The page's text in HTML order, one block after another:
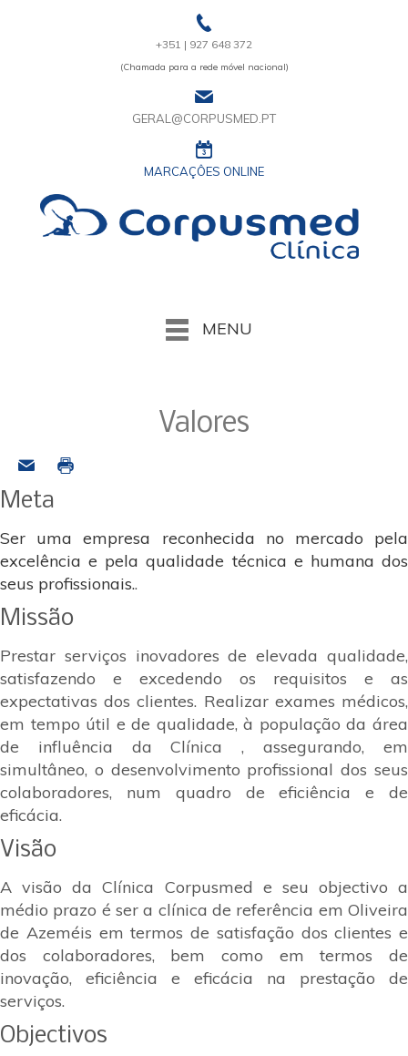
+351 | 927 648 372
(Chamada para a rede móvel nacional)
GERAL@CORPUSMED.PT
MARCAÇÔES ONLINE
MENU
Valores
Meta
Ser uma empresa reconhecida no mercado pela
excelência e pela qualidade técnica e humana dos
seus profissionais..
Missão
Prestar serviços inovadores de elevada qualidade,
satisfazendo e excedendo os requisitos e as
expectativas dos clientes. Realizar exames médicos,
em tempo útil e de qualidade, à população da área
de influência da Clínica , assegurando, em
simultâneo, o desenvolvimento profissional dos seus
colaboradores, num quadro de eficiência e de
eficácia.
Visão
A visão da Clínica Corpusmed e seu objectivo a
médio prazo é ser a clínica de referência em Oliveira
de Azeméis em termos de satisfação dos clientes e
dos colaboradores, bem como em termos de
inovação, eficiência e eficácia na prestação de
serviços.
Objectivos